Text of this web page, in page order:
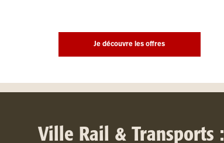
Je découvre les offres
Ville Rail & Transports :